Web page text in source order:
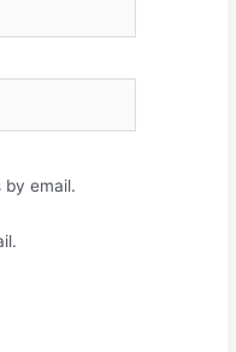
email.